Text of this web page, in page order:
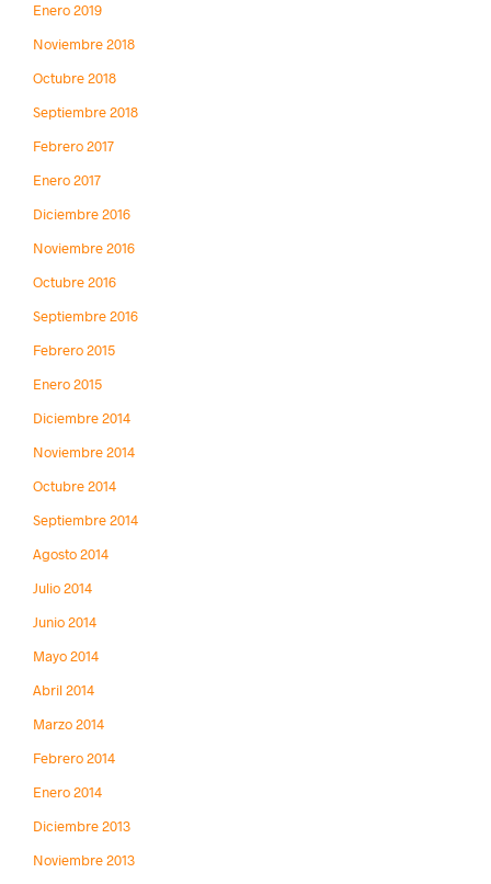
Enero 2019
Noviembre 2018
Octubre 2018
Septiembre 2018
Febrero 2017
Enero 2017
Diciembre 2016
Noviembre 2016
Octubre 2016
Septiembre 2016
Febrero 2015
Enero 2015
Diciembre 2014
Noviembre 2014
Octubre 2014
Septiembre 2014
Agosto 2014
Julio 2014
Junio 2014
Mayo 2014
Abril 2014
Marzo 2014
Febrero 2014
Enero 2014
Diciembre 2013
Noviembre 2013